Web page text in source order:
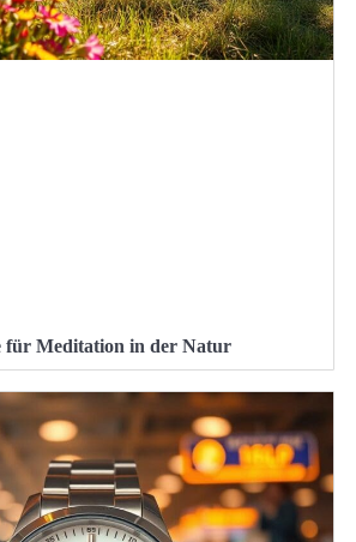
für Meditation in der Natur